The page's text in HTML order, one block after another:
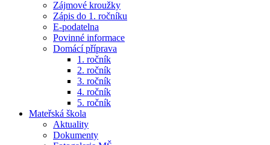
Zájmové kroužky
Zápis do 1. ročníku
E-podatelna
Povinné informace
Domácí příprava
1. ročník
2. ročník
3. ročník
4. ročník
5. ročník
Mateřská škola
Aktuality
Dokumenty